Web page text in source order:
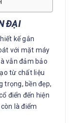
ĐẠI
kế gắn
với mặt máy
vẫn đảm bảo
từ chất liệu
trọng, bền đẹp,
điển đến hiện
là điểm